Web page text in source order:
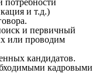
и т.д.)
и первичный
или проводим
кандидатов.
кадровыми